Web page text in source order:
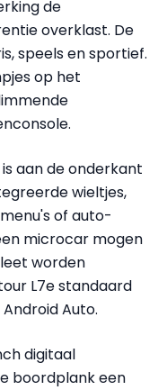
de
overklast. De
speels en sportief.
op het
aan de onderkant
wieltjes,
of auto-
microcar mogen
worden
L7e standaard
Auto.
digitaal
boordplank een